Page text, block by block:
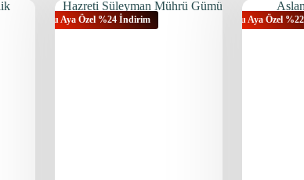
Bu Aya Özel %24 İndirim Bu Aya Özel